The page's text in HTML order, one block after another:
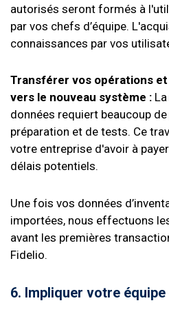
autorisés seront formés à
par vos chefs d’équipe.
connaissances par vos
Transférer vos opérations
vers le nouveau système :
données requiert beaucoup
préparation et de tests. Ce
votre entreprise d'avoir à
délais potentiels.
Une fois vos données
importées, nous effectuons
avant les premières
Fidelio.
6. Impliquer votre